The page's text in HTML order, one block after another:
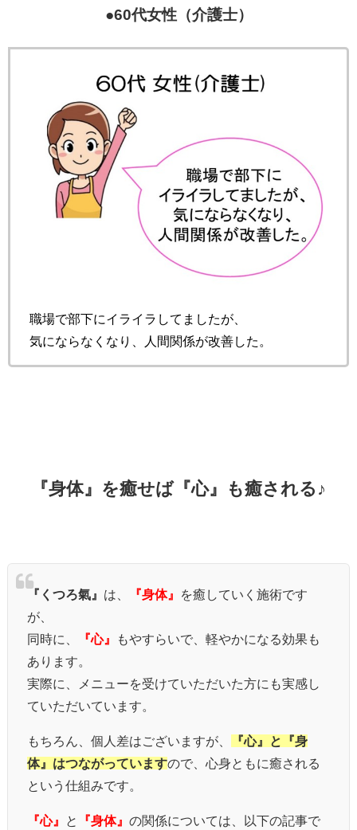
●60代女性（介護士）
職場で部下にイライラしてましたが、
気にならなくなり、人間関係が改善した。
『身体』を癒せば『心』も癒される♪
『くつろ氣』 は、 『身体』
を癒していく施術です
が、
同時に、
『心』
もやすらいで、軽やかになる効果も
あります。
実際に、メニューを受けていただいた方にも実感し
ていただいています。
もちろん、個人差はございますが、
『心』と『身
体』はつながっていますので、心身ともに癒される
という仕組みです。
『心』 と 『身体』 の関係については、以下の記事で